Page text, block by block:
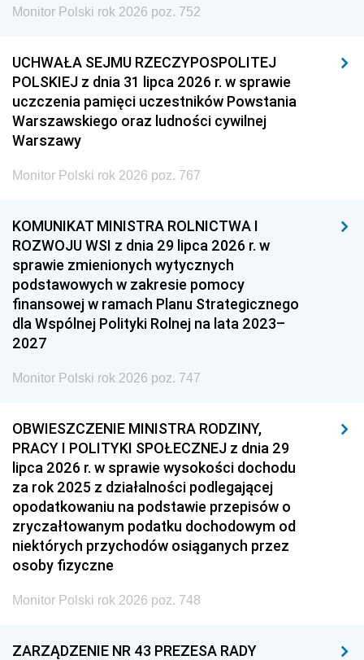
Monitor Polski rok 2026 poz. 752
UCHWAŁA SEJMU RZECZYPOSPOLITEJ
POLSKIEJ z dnia 31 lipca 2026 r. w sprawie
uczczenia pamięci uczestników Powstania
Warszawskiego oraz ludności cywilnej
Warszawy
Monitor Polski rok 2026 poz. 767
KOMUNIKAT MINISTRA ROLNICTWA I
ROZWOJU WSI z dnia 29 lipca 2026 r. w
sprawie zmienionych wytycznych
podstawowych w zakresie pomocy
finansowej w ramach Planu Strategicznego
dla Wspólnej Polityki Rolnej na lata 2023–
2027
Monitor Polski rok 2026 poz. 747
OBWIESZCZENIE MINISTRA RODZINY,
PRACY I POLITYKI SPOŁECZNEJ z dnia 29
lipca 2026 r. w sprawie wysokości dochodu
za rok 2025 z działalności podlegającej
opodatkowaniu na podstawie przepisów o
zryczałtowanym podatku dochodowym od
niektórych przychodów osiąganych przez
osoby fizyczne
Monitor Polski rok 2026 poz. 748
ZARZĄDZENIE NR 43 PREZESA RADY